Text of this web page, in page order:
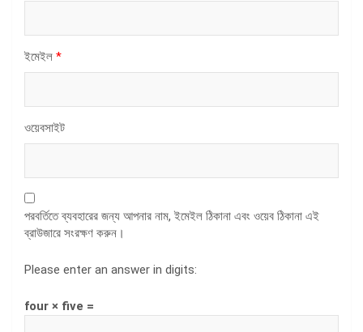
ইমেইল *
ওয়েবসাইট
পরবর্তিতে ব্যবহারের জন্য আপনার নাম, ইমেইল ঠিকানা এবং ওয়েব ঠিকানা এই
ব্রাউজারে সংরক্ষণ করুন।
Please enter an answer in digits:
four × five =